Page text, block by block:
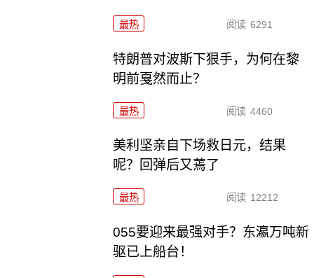
最热 阅读 6291
特朗普对波斯下狠手，为何在黎
明前戛然而止？
最热 阅读 4460
美利坚亲自下场救日元，结果
呢？回弹后又蔫了
最热 阅读 12212
055要迎来最强对手？东瀛万吨新
驱已上船台！